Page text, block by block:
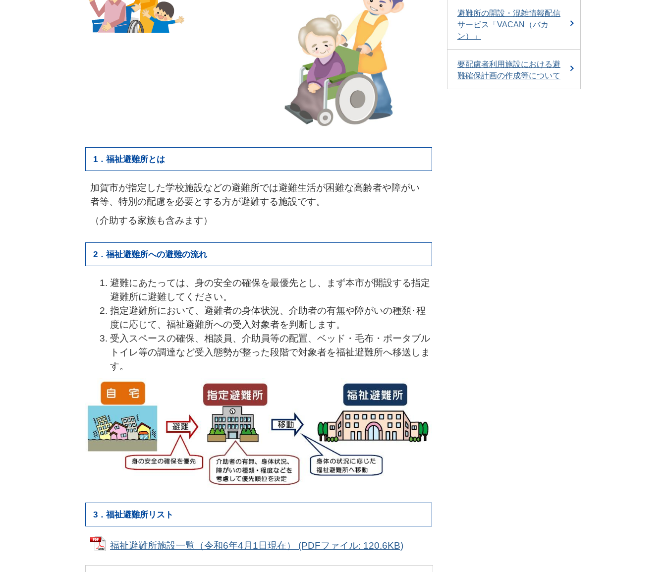
1．福祉避難所とは
加賀市が指定した学校施設などの避難所では避難生活が困難な高齢者や障がい
者等、特別の配慮を必要とする方が避難する施設です。
（介助する家族も含みます）
2．福祉避難所への避難の流れ
避難にあたっては、身の安全の確保を最優先とし、まず本市が開設する指定
避難所に避難してください。
指定避難所において、避難者の身体状況、介助者の有無や障がいの種類･程
度に応じて、福祉避難所への受入対象者を判断します。
受入スペースの確保、相談員、介助員等の配置、ベッド・毛布・ポータブル
トイレ等の調達など受入態勢が整った段階で対象者を福祉避難所へ移送しま
す。
3．福祉避難所リスト
福祉避難所施設一覧（令和6年4月1日現在） (PDFファイル: 120.6KB)
避難所の開設・混雑情報配信
サービス「VACAN（バカ
ン）」
要配慮者利用施設における避
難確保計画の作成等について